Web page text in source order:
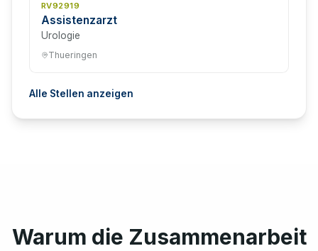
RV92919
Assistenzarzt
Urologie
Thueringen
Alle Stellen anzeigen
Warum die Zusammenarbeit